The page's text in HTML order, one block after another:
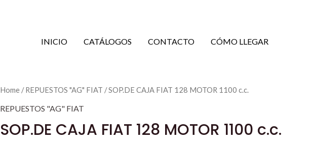
INICIO CATÁLOGOS CONTACTO CÓMO LLEGAR
Home/REPUESTOS "AG" FIAT / SOP.DE CAJA FIAT 128 MOTOR 1100 c.c.
REPUESTOS "AG" FIAT
SOP.DE CAJA FIAT 128 MOTOR 1100 c.c.
SOP.DE
128